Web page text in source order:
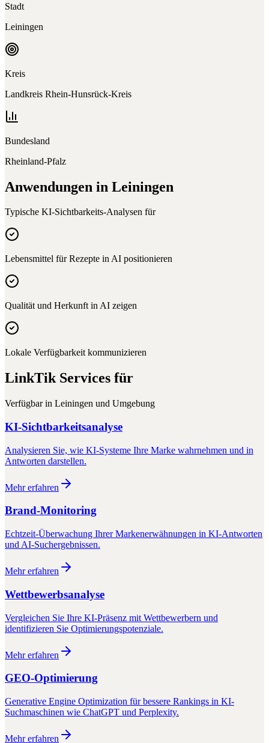
Stadt
Leiningen
Kreis
Landkreis Rhein-Hunsrück-Kreis
Bundesland
Rheinland-Pfalz
Anwendungen in Leiningen
Typische KI-Sichtbarkeits-Analysen für
Lebensmittel für Rezepte in AI positionieren
Qualität und Herkunft in AI zeigen
Lokale Verfügbarkeit kommunizieren
LinkTik Services für
Verfügbar in Leiningen und Umgebung
KI-Sichtbarkeitsanalyse
Analysieren Sie, wie KI-Systeme Ihre Marke wahrnehmen und in
Antworten darstellen.
Mehr erfahren
Brand-Monitoring
Echtzeit-Überwachung Ihrer Markenerwähnungen in KI-Antworten
und AI-Suchergebnissen.
Mehr erfahren
Wettbewerbsanalyse
Vergleichen Sie Ihre KI-Präsenz mit Wettbewerbern und
identifizieren Sie Optimierungspotenziale.
Mehr erfahren
GEO-Optimierung
Generative Engine Optimization für bessere Rankings in KI-
Suchmaschinen wie ChatGPT und Perplexity.
Mehr erfahren